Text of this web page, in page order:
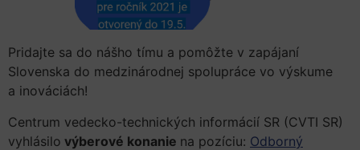
Pridajte sa do nášho tímu a pomôžte v zapájaní
Slovenska do medzinárodnej spolupráce vo výskume
a inováciách!
Centrum vedecko-technických informácií SR (CVTI SR)
vyhlásilo výberové konanie na pozíciu: Odborný